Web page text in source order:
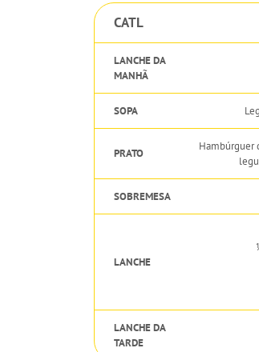
CATL
LANCHE DA
MANHÃ
SOPA
PRATO
Hambúrguer
SOBREMESA
LANCHE
LANCHE DA
TARDE